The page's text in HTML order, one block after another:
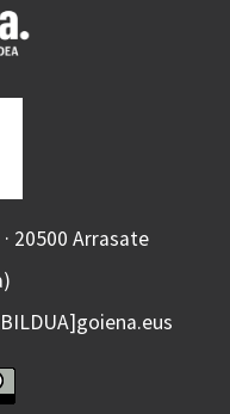
20500 Arrasate